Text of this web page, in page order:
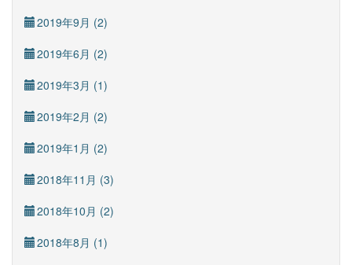
2019年9月 (2)
2019年6月 (2)
2019年3月 (1)
2019年2月 (2)
2019年1月 (2)
2018年11月 (3)
2018年10月 (2)
2018年8月 (1)